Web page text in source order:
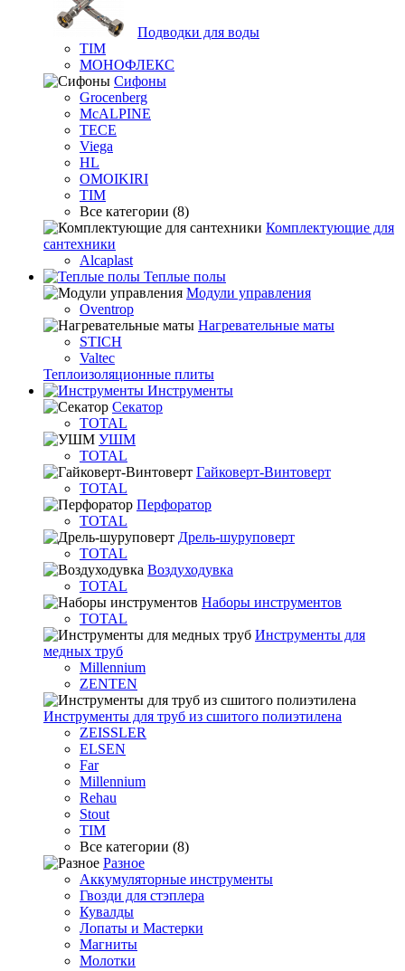
Подводки для воды
TIM
МОНОФЛЕКС
Сифоны
Grocenberg
McALPINE
TECE
Viega
HL
OMOIKIRI
TIM
Все категории (8)
Комплектующие для
сантехники
Alcaplast
Теплые полы
Модули управления
Oventrop
Нагревательные маты
STICH
Valtec
Теплоизоляционные плиты
Инструменты
Секатор
TOTAL
УШМ
TOTAL
Гайковерт-Винтоверт
TOTAL
Перфоратор
TOTAL
Дрель-шуруповерт
TOTAL
Воздуходувка
TOTAL
Наборы инструментов
TOTAL
Инструменты для
медных труб
Millennium
ZENTEN
Инструменты для труб из сшитого полиэтилена
ZEISSLER
ELSEN
Far
Millennium
Rehau
Stout
TIM
Все категории (8)
Разное
Аккумуляторные инструменты
Гвозди для стэплера
Кувалды
Лопаты и Мастерки
Магниты
Молотки